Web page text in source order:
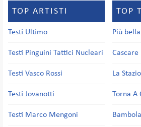
TOP ARTISTI
Testi Ultimo
Testi Pinguini Tattici Nucleari
Testi Vasco Rossi
Testi Jovanotti
Testi Marco Mengoni
TOP
Più
Cascare
La
Torna A
Bambola